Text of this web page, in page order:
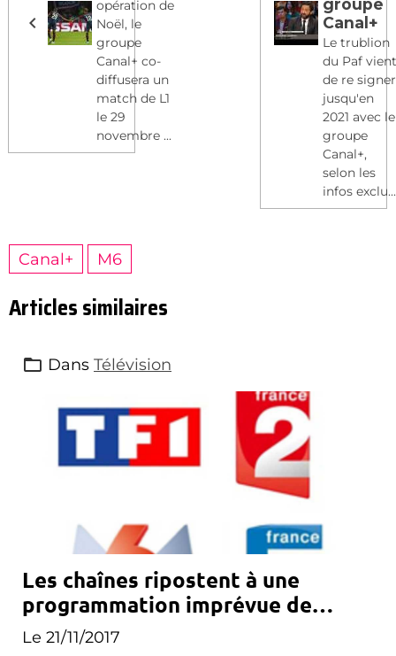
opération de
Noël, le
groupe
Canal+ co-
diffusera un
match de L1
le 29
novembre ...
groupe
Canal+
Le trublion
du Paf
de re signer
jusqu'en
2021 avec le
groupe
Canal+,
selon les
infos exclu...
Canal+ M6
Articles similaires
Dans Télévision
Les chaînes ripostent à une
programmation imprévue de
Canal+
Le 21/11/2017